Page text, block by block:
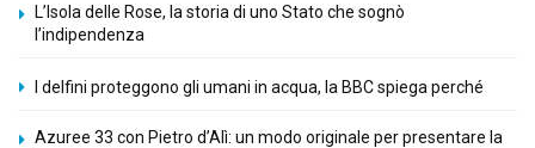
L’Isola delle Rose, la storia di uno Stato che sognò
l’indipendenza
I delfini proteggono gli umani in acqua, la BBC spiega perché
Azuree 33 con Pietro d’Alì: un modo originale per presentare la